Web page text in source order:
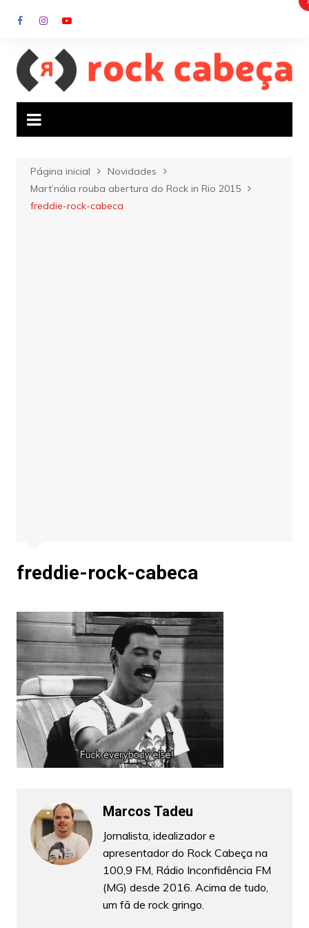
para
conteúdo
Página inicial
Novidades
Mart’nália rouba abertura do Rock in Rio 2015
freddie-rock-cabeca
freddie-rock-cabeca
Marcos Tadeu
Jornalista, idealizador e
apresentador do Rock Cabeça na
100,9 FM, Rádio Inconfidência FM
(MG) desde 2016. Acima de tudo,
um fã de rock gringo.